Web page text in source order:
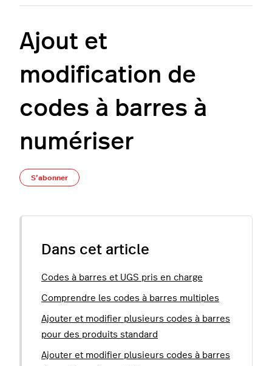
Ajout et
modification de
codes à barres à
numériser
S’abonner
Dans cet article
Codes à barres et UGS pris en charge
Comprendre les codes à barres multiples
Ajouter et modifier plusieurs codes à barres
pour des produits standard
Ajouter et modifier plusieurs codes à barres